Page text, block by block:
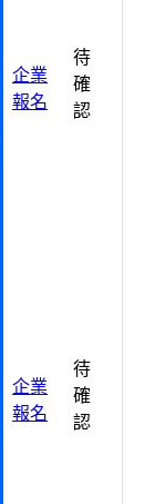
企業
報名
待
確
認
企業
報名
待
確
認